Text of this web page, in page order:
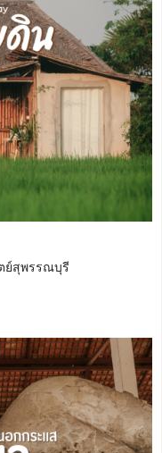
ย์สุพรรณบุรี